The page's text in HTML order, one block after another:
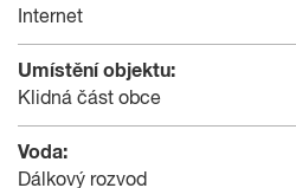
Internet
Umístění objektu:
Klidná část obce
Voda:
Dálkový rozvod